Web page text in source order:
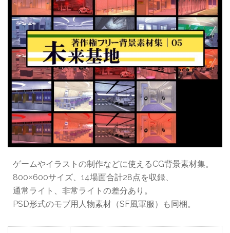
ゲームやイラストの制作などに使えるCG背景素材集。
800×600サイズ、14場面合計28点を収録、
通常ライト、非常ライトの差分あり。
PSD形式のモブ用人物素材（SF風軍服）も同梱。